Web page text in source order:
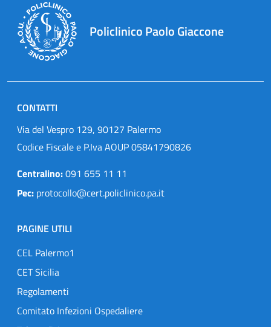
Policlinico Paolo Giaccone
CONTATTI
Via del Vespro 129, 90127 Palermo
Codice Fiscale e P.Iva AOUP 05841790826
Centralino:091 655 11 11
Pec: protocollo@cert.policlinico.pa.it
PAGINE UTILI
CEL Palermo1
CET Sicilia
Regolamenti
Comitato Infezioni Ospedaliere